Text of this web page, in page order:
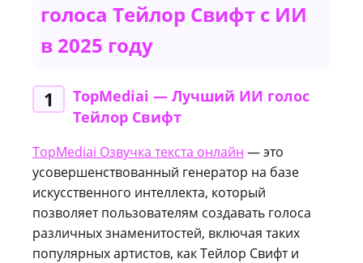
голоса Тейлор Свифт с ИИ
в 2025 году
1
TopMediai — Лучший ИИ голос
Тейлор Свифт
TopMediai Озвучка текста онлайн — это
усовершенствованный генератор на базе
искусственного интеллекта, который
позволяет пользователям создавать голоса
различных знаменитостей, включая таких
популярных артистов, как Тейлор Свифт и